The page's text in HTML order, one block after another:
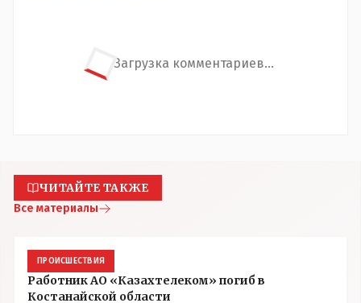
Загрузка комментариев...
ЧИТАЙТЕ ТАКЖЕ
Все материалы
ПРОИСШЕСТВИЯ
Работник АО «Казахтелеком» погиб в
Костанайской области